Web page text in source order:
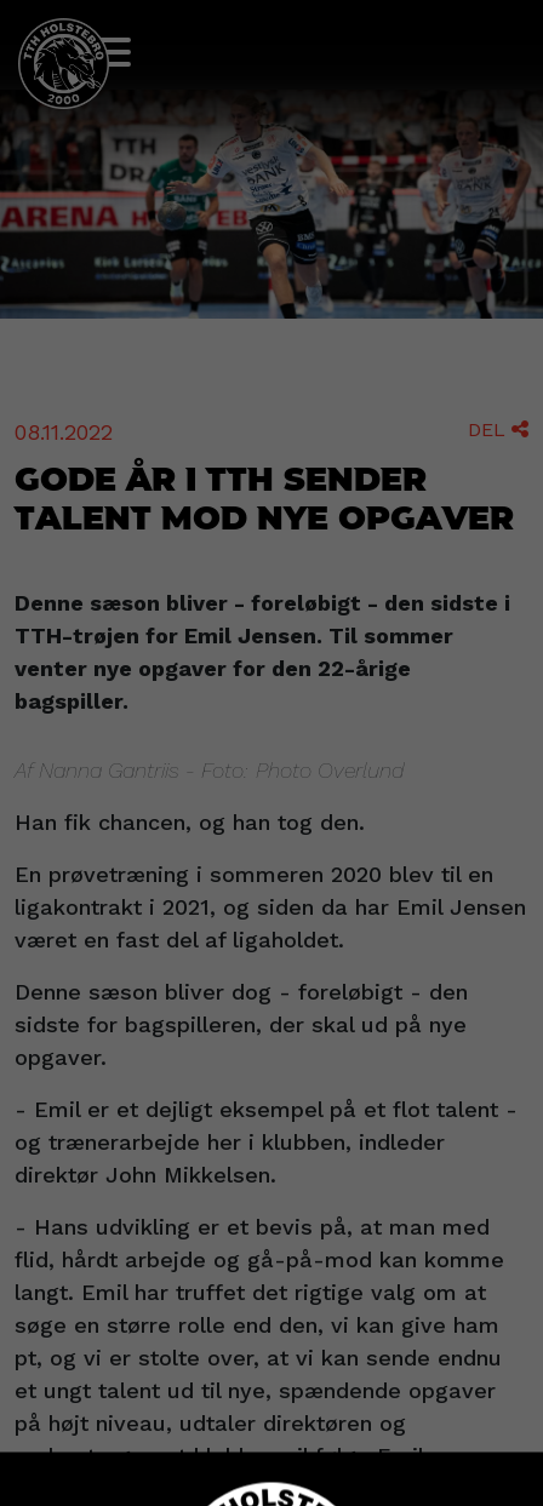
08.11.2022 DEL 
Gode år i TTH sender
talent mod nye opgaver
Denne sæson bliver - foreløbigt - den sidste i
TTH-trøjen for Emil Jensen. Til sommer
venter nye opgaver for den 22-årige
bagspiller.
Af Nanna Gantriis - Foto: Photo Overlund
Han fik chancen, og han tog den.
En prøvetræning i sommeren 2020 blev til en
ligakontrakt i 2021, og siden da har Emil Jensen
været en fast del af ligaholdet.
Denne sæson bliver dog - foreløbigt - den
sidste for bagspilleren, der skal ud på nye
opgaver.
- Emil er et dejligt eksempel på et flot talent -
og trænerarbejde her i klubben, indleder
direktør John Mikkelsen.
- Hans udvikling er et bevis på, at man med
flid, hårdt arbejde og gå-på-mod kan komme
langt. Emil har truffet det rigtige valg om at
søge en større rolle end den, vi kan give ham
pt, og vi er stolte over, at vi kan sende endnu
et ungt talent ud til nye, spændende opgaver
på højt niveau, udtaler direktøren og
understreger, at klubben vil følge Emils
udvikling nøje i de kommende år.